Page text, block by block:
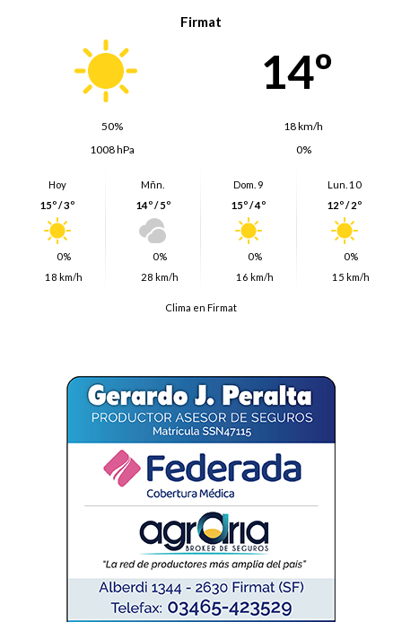
Firmat
14º
50%
18 km/h
1008 hPa
0%
Hoy
15º / 3º
0%
18 km/h
Mñn.
14º / 5º
0%
28 km/h
Dom. 9
15º / 4º
0%
16 km/h
Lun. 10
12º / 2º
0%
15 km/h
Clima en Firmat